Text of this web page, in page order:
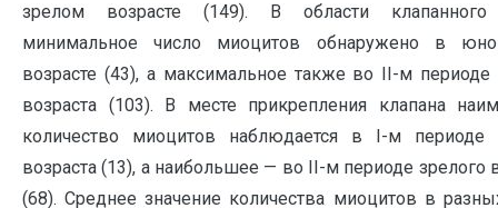
зрелом возрасте (149). В области клапанного
минимальное число миоцитов обнаружено в
возрасте (43), а максимальное также во II-м периоде
возраста (103). В месте прикрепления клапана
количество миоцитов наблюдается в I-м периоде
возраста (13), а наибольшее — во II-м периоде зрелого
(68). Среднее значение количества миоцитов в